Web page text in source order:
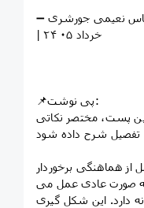
نعیمی جورشری
| ۲۴ خرداد ۰۵
📌پی نوشت:
پست، مختصر نکاتی
از هماهنگی برخوردار
صورت عادی عمل می
دارد. این شکل گیری